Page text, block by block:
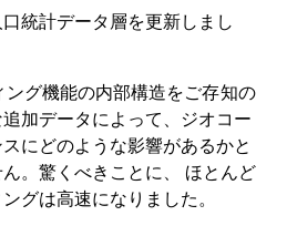
統計データ層を更新しまし
グ機能の内部構造をご存知の
加データによって、ジオコー
にどのような影響があるかと
。驚くべきことに、 ほとんど
グは高速になりました。